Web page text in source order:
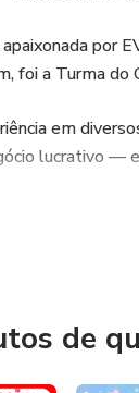
Se você já
beneficiando
para a sua
por
foi a Turma do
em
lucrativo —
de